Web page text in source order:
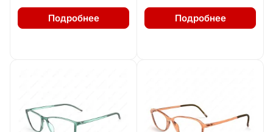
Подробнее Подробнее